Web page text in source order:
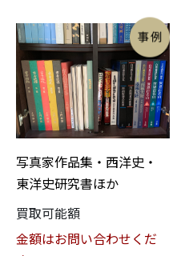
写真家作品集・西洋史・
東洋史研究書ほか
買取可能額
金額はお問い合わせくだ